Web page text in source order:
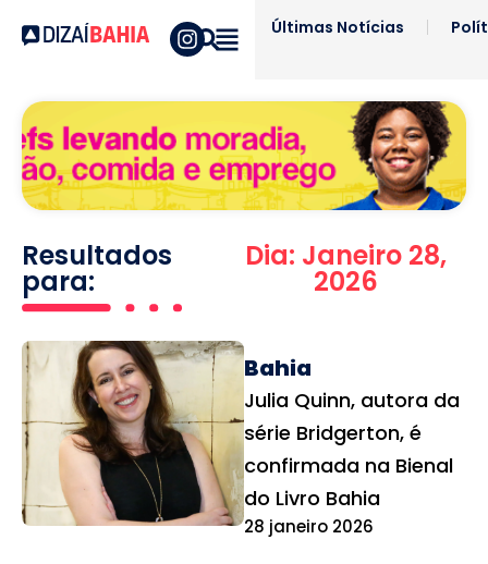
Últimas Notícias
Resultados
para:
Dia: Janeiro 28,
2026
Bahia
Julia Quinn, autora da
série Bridgerton, é
confirmada na Bienal
do Livro Bahia
28 janeiro 2026